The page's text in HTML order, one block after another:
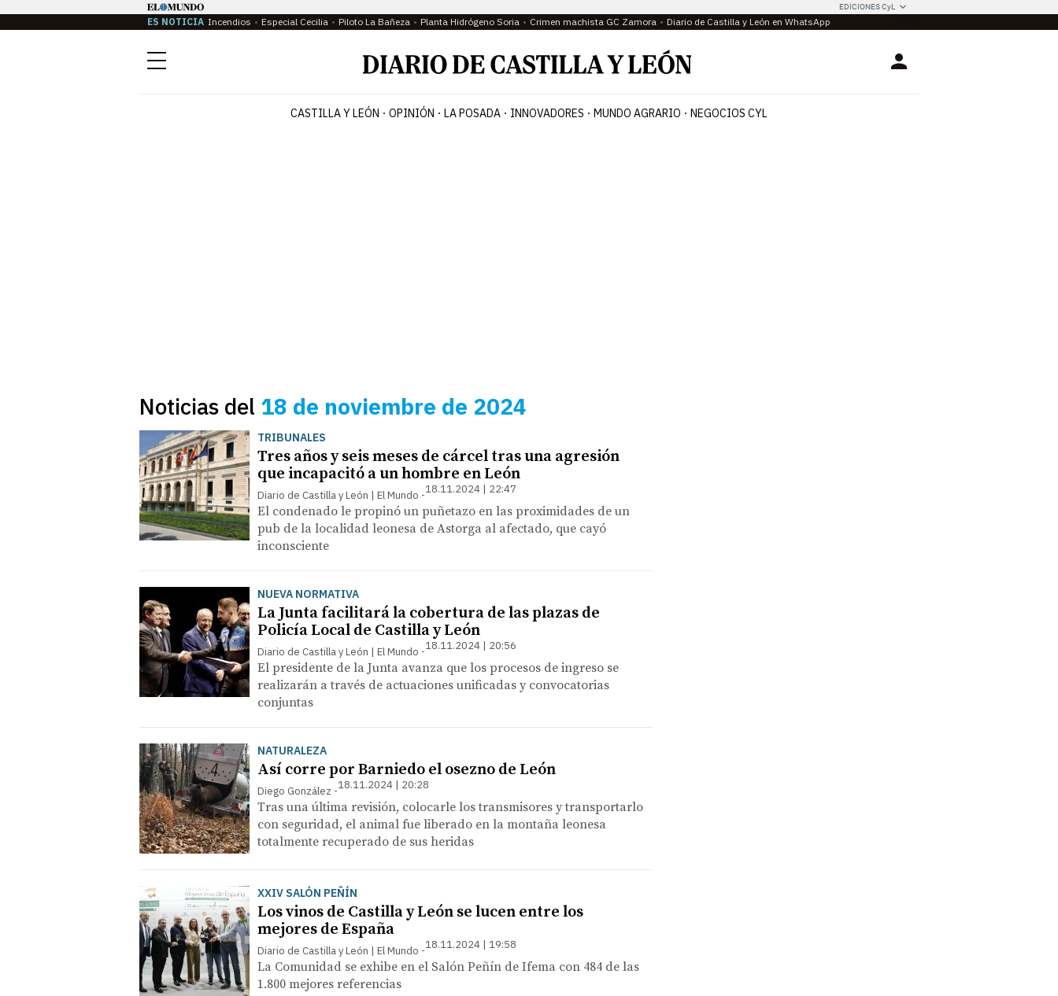
EDICIONES CyL
ES NOTICIA Incendios Especial Cecilia Piloto La Bañeza Planta Hidrógeno Soria Crimen machista GC Zamora Diario de Castilla y León en WhatsApp
Menú Login
CASTILLA Y LEÓN OPINIÓN LA POSADA INNOVADORES MUNDO AGRARIO NEGOCIOS CYL
Noticias del 18 de noviembre de 2024
TRIBUNALES
Tres años y seis meses de cárcel tras una agresión
que incapacitó a un hombre en León
Diario de Castilla y León | El Mundo 18.11.2024 | 22:47
El condenado le propinó un puñetazo en las proximidades de un
pub de la localidad leonesa de Astorga al afectado, que cayó
inconsciente
NUEVA NORMATIVA
La Junta facilitará la cobertura de las plazas de
Policía Local de Castilla y León
Diario de Castilla y León | El Mundo 18.11.2024 | 20:56
El presidente de la Junta avanza que los procesos de ingreso se
realizarán a través de actuaciones unificadas y convocatorias
conjuntas
NATURALEZA
Así corre por Barniedo el osezno de León
Diego González 18.11.2024 | 20:28
Tras una última revisión, colocarle los transmisores y transportarlo
con seguridad, el animal fue liberado en la montaña leonesa
totalmente recuperado de sus heridas
XXIV SALÓN PEÑÍN
Los vinos de Castilla y León se lucen entre los
mejores de España
Diario de Castilla y León | El Mundo 18.11.2024 | 19:58
La Comunidad se exhibe en el Salón Peñín de Ifema con 484 de las
1.800 mejores referencias